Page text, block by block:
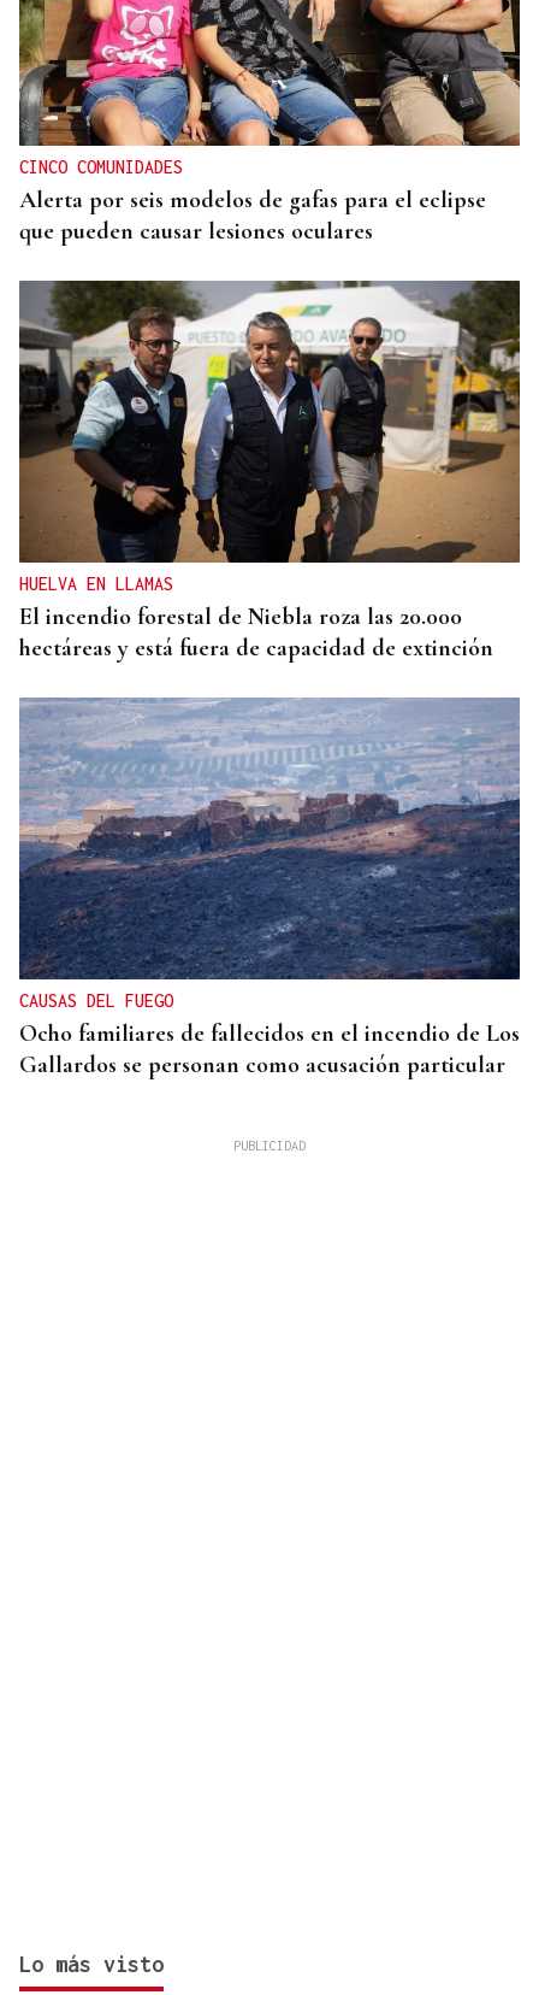
DESDE O 10 ATA O 20 DE AGOSTO
Ourense eríxese desde hoxe como capital do
folclore
CINCO COMUNIDADES
Alerta por seis modelos de gafas para el eclipse
que pueden causar lesiones oculares
HUELVA EN LLAMAS
El incendio forestal de Niebla roza las 20.000
hectáreas y está fuera de capacidad de extinción
CAUSAS DEL FUEGO
Ocho familiares de fallecidos en el incendio de Los
Gallardos se personan como acusación particular
Lo más visto